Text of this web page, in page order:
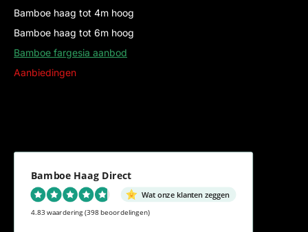
Bamboe haag tot 4m hoog
Bamboe haag tot 6m hoog
Bamboe fargesia aanbod
Aanbiedingen
Bamboe Haag Direct
Wat onze klanten zeggen
4.83 waardering(398 beoordelingen)